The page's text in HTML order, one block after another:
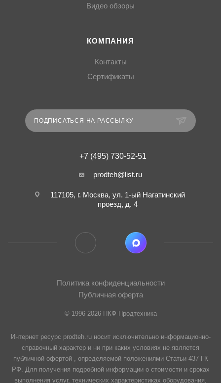
Видео обзоры
КОМПАНИЯ
Контакты
Сертификаты
ПОДПИСАТЬСЯ НА РАССЫЛКУ
+7 (495) 730-52-51
prodteh@list.ru
117105, г. Москва, ул. 1-ый Нагатинский
проезд, д. 4
Политика конфиденциальности
Публичная оферта
© 1996-2026 ПКФ Продтехника
Интернет ресурс prodteh.ru носит исключительно информационно-
справочный характер и ни при каких условиях не является
публичной офертой , определяемой положениями Статьи 437 ГК
РФ. Для получения подробной информации о стоимости и сроках
выполнения услуг, технических характеристиках оборудования,